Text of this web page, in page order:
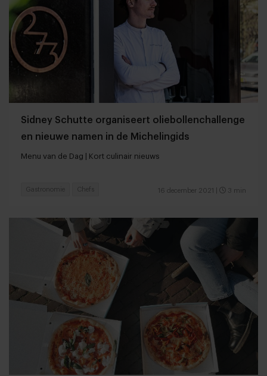
Sidney Schutte organiseert oliebollenchallenge
en nieuwe namen in de Michelingids
Menu van de Dag | Kort culinair nieuws
16 december 2021 3 min
Gastronomie Chefs